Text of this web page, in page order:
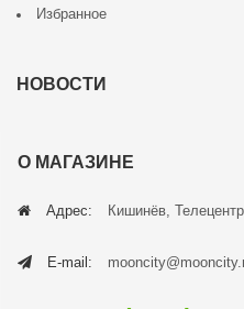
Избранное
НОВОСТИ
О МАГАЗИНЕ
Адрес: Кишинёв,
E-mail: